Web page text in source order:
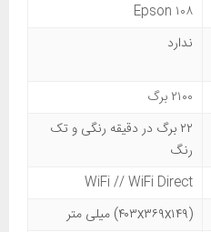
Epson ۱۰۸
ندارد
۲۱۰۰ برگ
۲۲ برگ در دقیقه رنگی و تک
رنگ
WiFi // WiFi Direct
(۴۰۳x۳۶۹x۱۴۹) میلی متر